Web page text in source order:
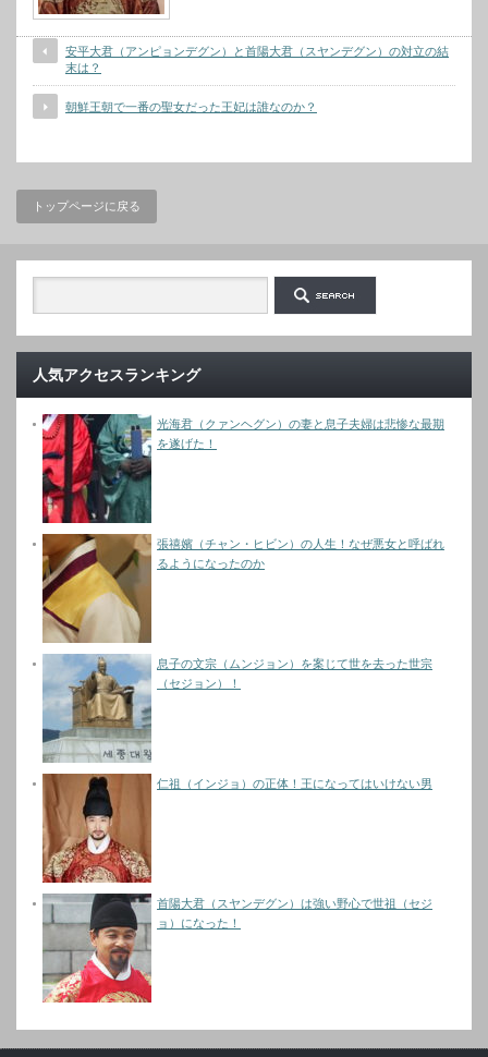
安平大君（アンピョンデグン）と首陽大君（スヤンデグン）の対立の結
末は？
朝鮮王朝で一番の聖女だった王妃は誰なのか？
トップページに戻る
人気アクセスランキング
光海君（クァンヘグン）の妻と息子夫婦は悲惨な最期
を遂げた！
張禧嬪（チャン・ヒビン）の人生！なぜ悪女と呼ばれ
るようになったのか
息子の文宗（ムンジョン）を案じて世を去った世宗
（セジョン）！
仁祖（インジョ）の正体！王になってはいけない男
首陽大君（スヤンデグン）は強い野心で世祖（セジ
ョ）になった！